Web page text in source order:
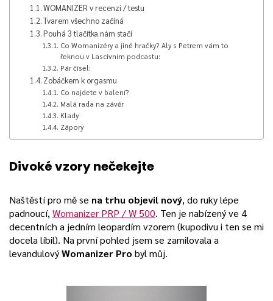
WOMANIZER v recenzi / testu
Tvarem všechno začíná
Pouhá 3 tlačítka nám stačí
Co Womanizéry a jiné hračky? Aly s Petrem vám to
řeknou v Lascivním podcastu:
Pár čísel:
Zobáčkem k orgasmu
Co najdete v balení?
Malá rada na závěr
Klady
Zápory
Divoké vzory nečekejte
Naštěstí pro mě se na trhu objevil nový, do ruky lépe
padnoucí, Womanizer PRP / W 500. Ten je nabízený ve 4
decentních a jedním leopardím vzorem (kupodivu i ten se mi
docela líbil). Na první pohled jsem se zamilovala a
levandulovýWomanizer Pro byl můj.